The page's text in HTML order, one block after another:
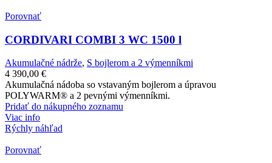
Porovnať
CORDIVARI COMBI 3 WC 1500 l
Akumulačné nádrže, S bojlerom a 2 výmenníkmi
4 390,00 €
Akumulačná nádoba so vstavaným bojlerom a úpravou
POLYWARM® a 2 pevnými výmenníkmi.
Pridať do nákupného zoznamu
Viac info
Rýchly náhľad
Porovnať